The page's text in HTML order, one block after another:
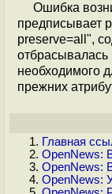
Ошибка
предписывает
preserve=all",
отбрасывалась
необходимого
прежних
Главная
OpenNews:
OpenNews:
OpenNews: